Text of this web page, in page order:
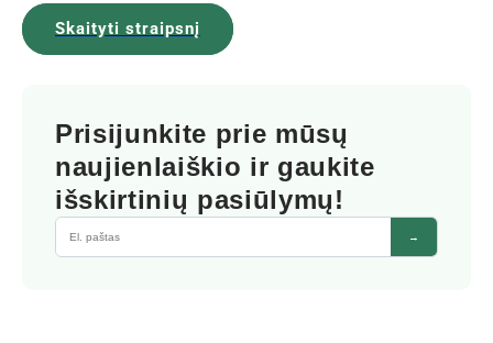
Skaityti straipsnį
Prisijunkite prie mūsų
naujienlaiškio ir gaukite
išskirtinių pasiūlymų!
→